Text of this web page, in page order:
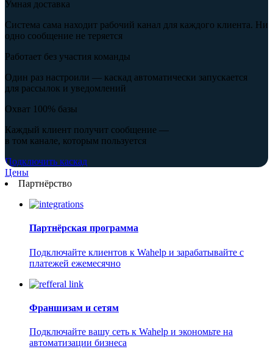
Умная доставка
Система сама находит рабочий канал для каждого клиента. Ни
одно сообщение не теряется
Работает без участия команды
Один раз настроили — каскад автоматически запускается
для рассылок и уведомлений
Охват 100% базы
Каждый клиент получит сообщение —
в том канале, которым пользуется
Подключить каскад
Цены
Партнёрство
Партнёрская программа
Подключайте клиентов к Wahelp и зарабатывайте с
платежей ежемесячно
Франшизам и сетям
Подключайте вашу сеть к Wahelp и экономьте на
автоматизации бизнеса